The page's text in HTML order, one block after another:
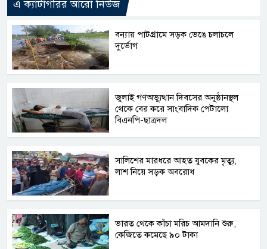
এ ক্যাটাগরির আরো নিউজ
বন্যায় পাটগ্রামে সড়ক ভেঙে চলাচলে
দুর্ভোগ
জুলাই গণঅভ্যুত্থান দিবসের অনুষ্ঠানস্থল
থেকে বের করে সাংবাদিক পেটালো
বিএনপি-ছাত্রদল
সালিশের মারধরে আহত যুবকের মৃত্যু,
লাশ নিয়ে সড়ক অবরোধ
ভারত থেকে কাঁচা মরিচ আমদানি শুরু,
কেজিতে কমেছে ৯০ টাকা